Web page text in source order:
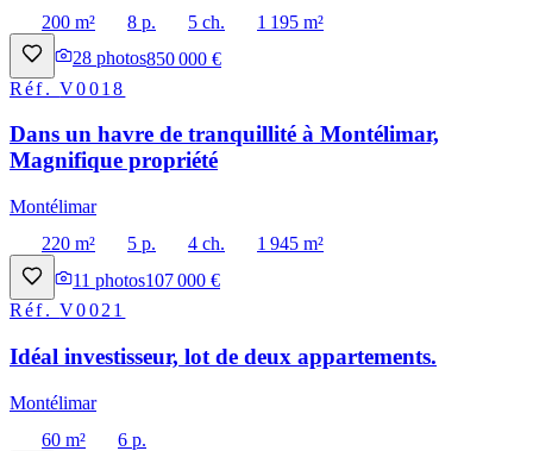
200 m²
8 p. 5 ch.
1 195 m²
28 photos850 000 €
Réf.V0018
Dans un havre de tranquillité à Montélimar,
Magnifique propriété
Montélimar
220 m²
5 p. 4 ch.
1 945 m²
11 photos107 000 €
Réf.V0021
Idéal investisseur, lot de deux appartements.
Montélimar
60 m²
6 p.